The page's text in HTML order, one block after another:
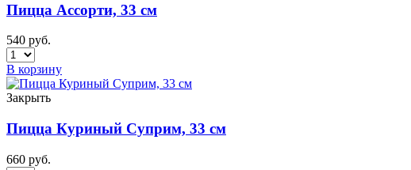
Пицца Ассорти, 33 см
540 руб.
В корзину
Закрыть
Пицца Куриный Суприм, 33 см
660 руб.